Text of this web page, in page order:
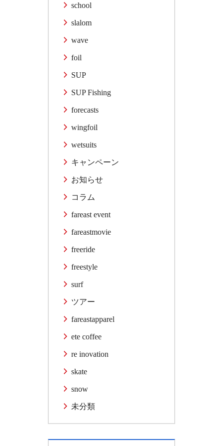
school
slalom
wave
foil
SUP
SUP Fishing
forecasts
wingfoil
wetsuits
キャンペーン
お知らせ
コラム
fareast event
fareastmovie
freeride
freestyle
surf
ツアー
fareastapparel
ete coffee
re inovation
skate
snow
未分類